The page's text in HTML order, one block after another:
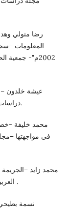
رضا متولي
2002م"- جمعية
عيشة خلدون
دراسات وأبحاث –جامعة الجلفة –الجزائر-2012م –العدد 9.
محمد خليفة -
في مواجهتها
محمد زايد
العربية العلمية للفتيان –تونس-مجلد 10-عدد 19-2006م .
نسمة بطيحي